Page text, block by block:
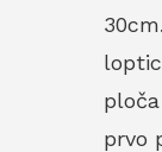
prvo